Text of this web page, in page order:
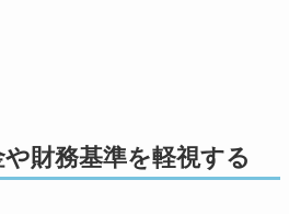
財務基準を軽視する